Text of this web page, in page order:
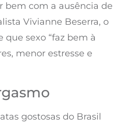
bem com a ausência de
Vivianne Beserra, o
sexo “faz bem à
menor estresse e
gostosas do Brasil